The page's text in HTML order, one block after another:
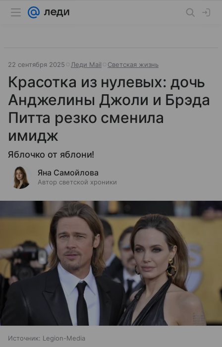
22 сентября 2025 Леди Mail Светская жизнь
Красотка из нулевых: дочь
Анджелины Джоли и Брэда
Питта резко сменила
имидж
Яблочко от яблони!
Яна Самойлова
Автор светской хроники
Источник: Legion-Media